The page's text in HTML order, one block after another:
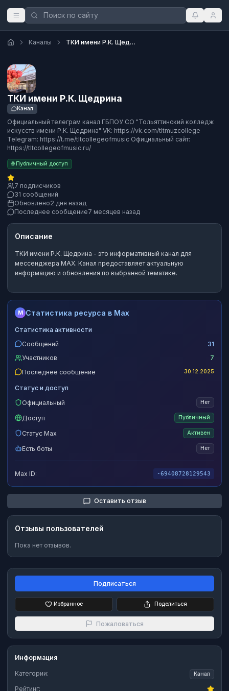
Каналы ТКИ имени Р.К. Щедрина
ТКИ имени Р.К. Щедрина
Канал
Официальный телеграм канал ГБПОУ СО "Тольяттинский колледж
искусств имени Р.К. Щедрина" VK: https://vk.com/tltmuzcollege
Telegram: https://t.me/tltcollegeofmusic Официальный сайт:
https://tltcollegeofmusic.ru/
🌐 Публичный доступ
7 подписчиков
31 сообщений
Обновлено2 дня назад
Последнее сообщение7 месяцев назад
Описание
ТКИ имени Р.К. Щедрина - это информативный канал для
мессенджера MAX. Канал предоставляет актуальную
информацию и обновления по выбранной тематике.
M Статистика ресурса в Max
Статистика активности
Сообщений
31
Участников
7
Последнее сообщение
30.12.2025
Статус и доступ
Официальный
Нет
Доступ Публичный
Статус Max Активен
Есть боты Нет
Max ID: -69408728129543
Оставить отзыв
Отзывы пользователей
Пока нет отзывов.
Подписаться
Избранное Поделиться
Пожаловаться
Информация
Категории: Канал
Рейтинг: